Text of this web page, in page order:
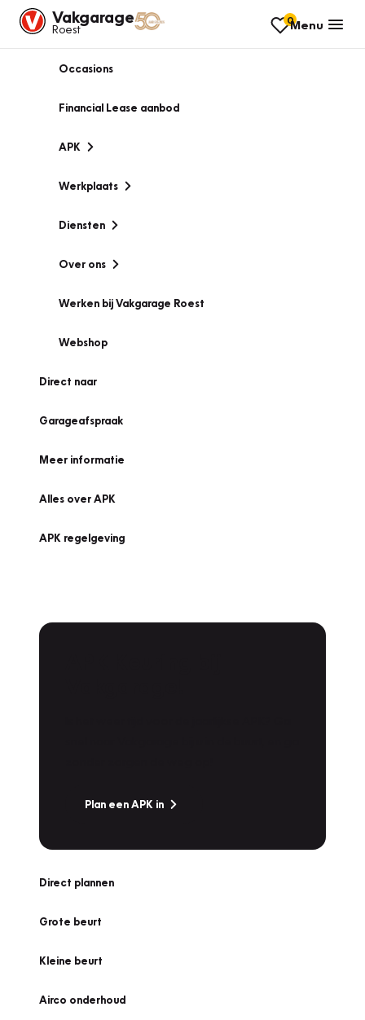
Vakgarage
Roest
0Menu
Occasions
Financial Lease aanbod
APK
Werkplaats
Diensten
Over ons
Werken bij Vakgarage Roest
Webshop
Direct naar
Garageafspraak
Meer informatie
Alles over APK
APK regelgeving
Plan een APK in
Direct plannen
Grote beurt
Kleine beurt
Airco onderhoud